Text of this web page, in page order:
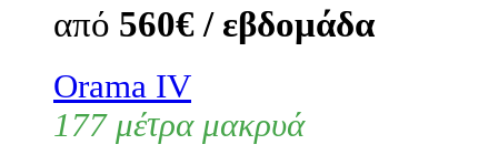
από 560€ / εβδομάδα
Orama IV
177 μέτρα μακρυά